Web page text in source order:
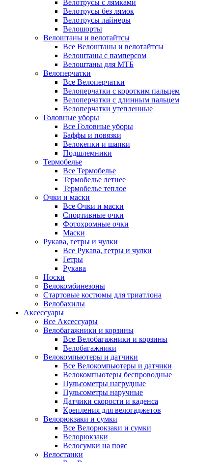
Велотрусы с лямками
Велотрусы без лямок
Велотрусы лайнеры
Велошорты
Велоштаны и велотайтсы
Все Велоштаны и велотайтсы
Велоштаны с памперсом
Велоштаны для МТБ
Велоперчатки
Все Велоперчатки
Велоперчатки с коротким пальцем
Велоперчатки с длинным пальцем
Велоперчатки утепленные
Головные уборы
Все Головные уборы
Баффы и повязки
Велокепки и шапки
Подшлемники
Термобелье
Все Термобелье
Термобелье летнее
Термобелье теплое
Очки и маски
Все Очки и маски
Спортивные очки
Фотохромные очки
Маски
Рукава, гетры и чулки
Все Рукава, гетры и чулки
Гетры
Рукава
Носки
Велокомбинезоны
Стартовые костюмы для триатлона
Велобахилы
Аксессуары
Все Аксессуары
Велобагажники и корзины
Все Велобагажники и корзины
Велобагажники
Велокомпьютеры и датчики
Все Велокомпьютеры и датчики
Велокомпьютеры беспроводные
Пульсометры нагрудные
Пульсометры наручные
Датчики скорости и каденса
Крепления для велогаджетов
Велорюкзаки и сумки
Все Велорюкзаки и сумки
Велорюкзаки
Велосумки на пояс
Велостанки